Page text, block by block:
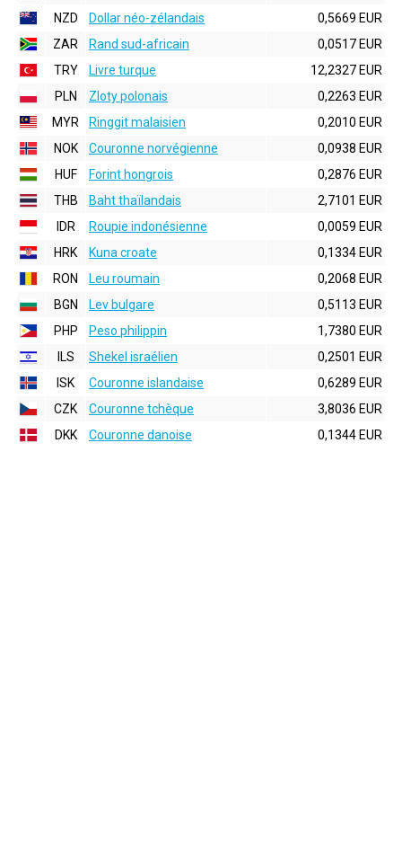
NZD
Dollar néo-zélandais
0,5669 EUR
ZAR
Rand sud-africain
0,0517 EUR
TRY
Livre turque
12,2327 EUR
PLN
Zloty polonais
0,2263 EUR
MYR
Ringgit malaisien
0,2010 EUR
NOK
Couronne norvégienne
0,0938 EUR
HUF
Forint hongrois
0,2876 EUR
THB
Baht thaïlandais
2,7101 EUR
IDR
Roupie indonésienne
0,0059 EUR
HRK
Kuna croate
0,1334 EUR
RON
Leu roumain
0,2068 EUR
BGN
Lev bulgare
0,5113 EUR
PHP
Peso philippin
1,7380 EUR
ILS
Shekel israélien
0,2501 EUR
ISK
Couronne islandaise
0,6289 EUR
CZK
Couronne tchèque
3,8036 EUR
DKK
Couronne danoise 0,1344 EUR